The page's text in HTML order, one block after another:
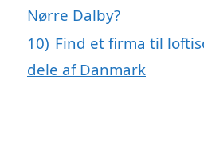
Nørre Dalby?
10) Find et firma til
dele af Danmark